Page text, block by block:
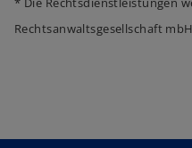
Rechtsanwaltsgesellschaft